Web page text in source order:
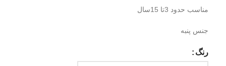
مناسب حدود 3تا 15سال
جنس پنبه
رنگ